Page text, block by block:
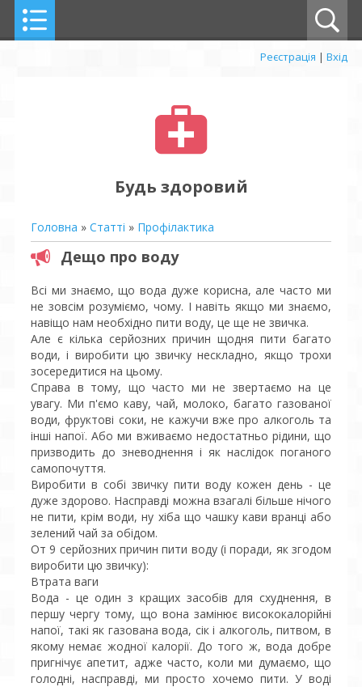
Реєстрація | Вхід
Будь здоровий
Головна » Статті » Профілактика
Дещо про воду
Всі ми знаємо, що вода дуже корисна, але часто ми
не зовсім розуміємо, чому. І навіть якщо ми знаємо,
навіщо нам необхідно пити воду, це ще не звичка.
Але є кілька серйозних причин щодня пити багато
води, і виробити цю звичку нескладно, якщо трохи
зосередитися на цьому.
Справа в тому, що часто ми не звертаємо на це
увагу. Ми п'ємо каву, чай, молоко, багато газованої
води, фруктові соки, не кажучи вже про алкоголь та
інші напої. Або ми вживаємо недостатньо рідини, що
призводить до зневоднення і як наслідок поганого
самопочуття.
Виробити в собі звичку пити воду кожен день - це
дуже здорово. Насправді можна взагалі більше нічого
не пити, крім води, ну хіба що чашку кави вранці або
зелений чай за обідом.
От 9 серйозних причин пити воду (і поради, як згодом
виробити цю звичку):
Втрата ваги
Вода - це один з кращих засобів для схуднення, в
першу чергу тому, що вона замінює висококалорійні
напої, такі як газована вода, сік і алкоголь, питвом, в
якому немає жодної калорії. До того ж, вода добре
пригнічує апетит, адже часто, коли ми думаємо, що
голодні, насправді, ми просто хочемо пити. У воді